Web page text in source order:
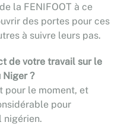
la FENIFOOT à ce
des portes pour ces
à suivre leurs pas.
de votre travail sur le
?
pour le moment, et
pour
nigérien.